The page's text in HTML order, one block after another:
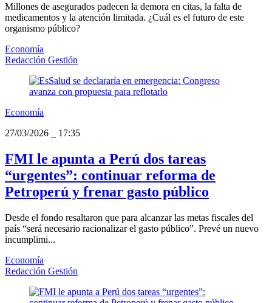
Millones de asegurados padecen la demora en citas, la falta de
medicamentos y la atención limitada. ¿Cuál es el futuro de este
organismo público?
Economía
Redacción Gestión
Economía
27/03/2026
17:35
FMI le apunta a Perú dos tareas
“urgentes”: continuar reforma de
Petroperú y frenar gasto público
Desde el fondo resaltaron que para alcanzar las metas fiscales del
país “será necesario racionalizar el gasto público”. Prevé un nuevo
incumplimi...
Economía
Redacción Gestión